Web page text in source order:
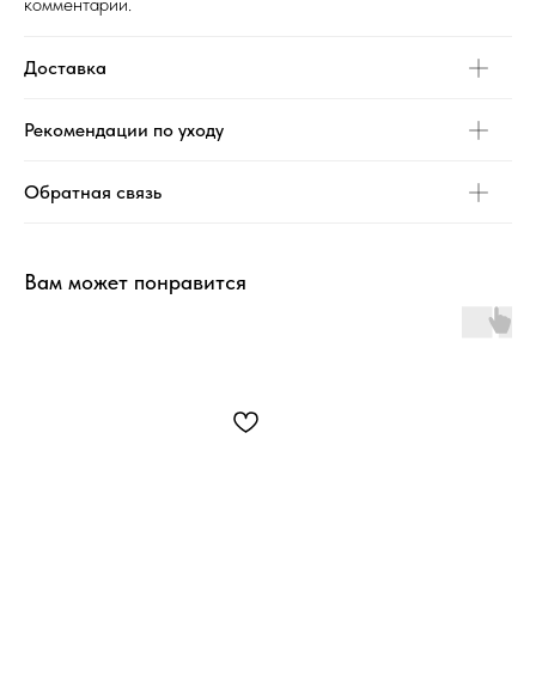
Доставка
Рекомендации по уходу
Обратная связь
Вам может понравится